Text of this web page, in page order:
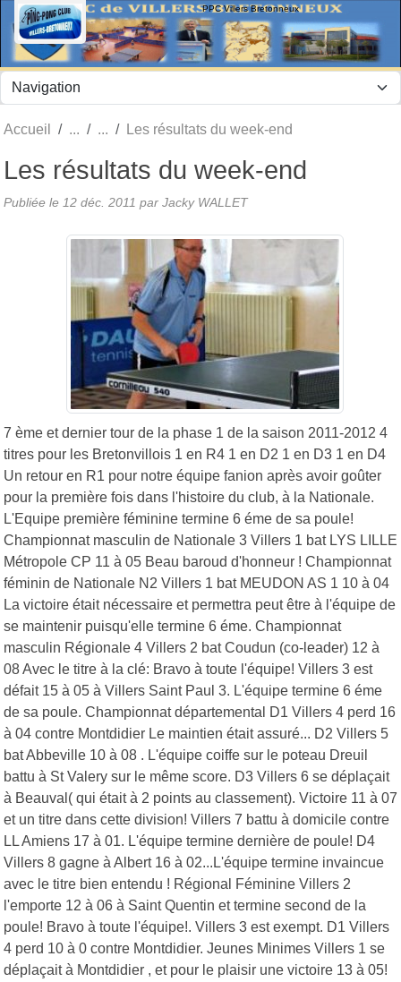
PPC Villers Bretonneux
Accueil Les résultats du week-end
Les résultats du week-end
Publiée le 12 déc. 2011 par Jacky WALLET
7 ème et dernier tour de la phase 1 de la saison 2011-2012 4
titres pour les Bretonvillois 1 en R4 1 en D2 1 en D3 1 en D4
Un retour en R1 pour notre équipe fanion après avoir goûter
pour la première fois dans l'histoire du club, à la Nationale.
L'Equipe première féminine termine 6 éme de sa poule!
Championnat masculin de Nationale 3 Villers 1 bat LYS LILLE
Métropole CP 11 à 05 Beau baroud d'honneur ! Championnat
féminin de Nationale N2 Villers 1 bat MEUDON AS 1 10 à 04
La victoire était nécessaire et permettra peut être à l'équipe de
se maintenir puisqu'elle termine 6 éme. Championnat
masculin Régionale 4 Villers 2 bat Coudun (co-leader) 12 à
08 Avec le titre à la clé: Bravo à toute l'équipe! Villers 3 est
défait 15 à 05 à Villers Saint Paul 3. L'équipe termine 6 éme
de sa poule. Championnat départemental D1 Villers 4 perd 16
à 04 contre Montdidier Le maintien était assuré... D2 Villers 5
bat Abbeville 10 à 08 . L'équipe coiffe sur le poteau Dreuil
battu à St Valery sur le même score. D3 Villers 6 se déplaçait
à Beauval( qui était à 2 points au classement). Victoire 11 à 07
et un titre dans cette division! Villers 7 battu à domicile contre
LL Amiens 17 à 01. L'équipe termine dernière de poule! D4
Villers 8 gagne à Albert 16 à 02...L'équipe termine invaincue
avec le titre bien entendu ! Régional Féminine Villers 2
l'emporte 12 à 06 à Saint Quentin et termine second de la
poule! Bravo à toute l'équipe!. Villers 3 est exempt. D1 Villers
4 perd 10 à 0 contre Montdidier. Jeunes Minimes Villers 1 se
déplaçait à Montdidier , et pour le plaisir une victoire 13 à 05!
Panneau de gestion des cookies